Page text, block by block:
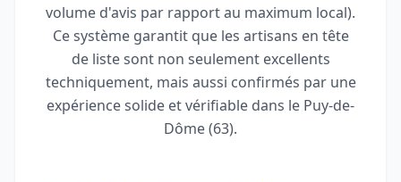
volume d'avis par rapport au maximum local).
Ce système garantit que les artisans en tête
de liste sont non seulement excellents
techniquement, mais aussi confirmés par une
expérience solide et vérifiable dans le Puy-de-
Dôme (63).